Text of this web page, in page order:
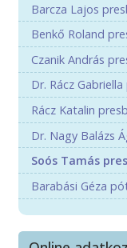
Barcza Lajos
Benkő Roland
Czanik András
Dr. Rácz
Rácz Katalin
Dr. Nagy Balázs
Soós Tamás
Barabási Géza